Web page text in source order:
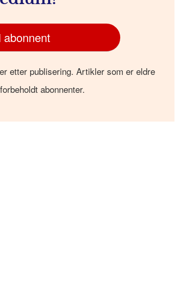
abonnent
etter publisering. Artikler som er eldre
abonnenter.